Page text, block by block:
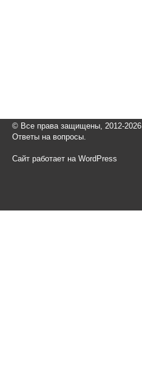
© Все права защищены, 2012-2026
Ответы на вопросы.
Сайт работает на WordPress